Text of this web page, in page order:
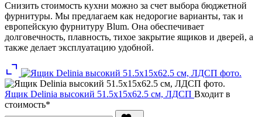
Снизить стоимость кухни можно за счет выбора бюджетной
фурнитуры. Мы предлагаем как недорогие варианты, так и
европейскую фурнитуру Blum. Она обеспечивает
долговечность, плавность, тихое закрытие ящиков и дверей, а
также делает эксплуатацию удобной.
Ящик Delinia высокий 51.5х15х62.5 см, ЛДСП Входит в
стоимость*